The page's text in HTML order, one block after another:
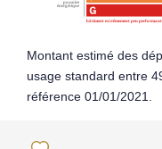
Montant estimé des
usage standard entre
référence 01/01/2021.